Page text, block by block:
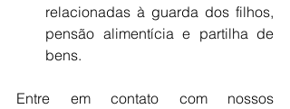
relacionadas à guarda dos filhos,
pensão alimentícia e partilha de
bens.
Entre em contato com nossos